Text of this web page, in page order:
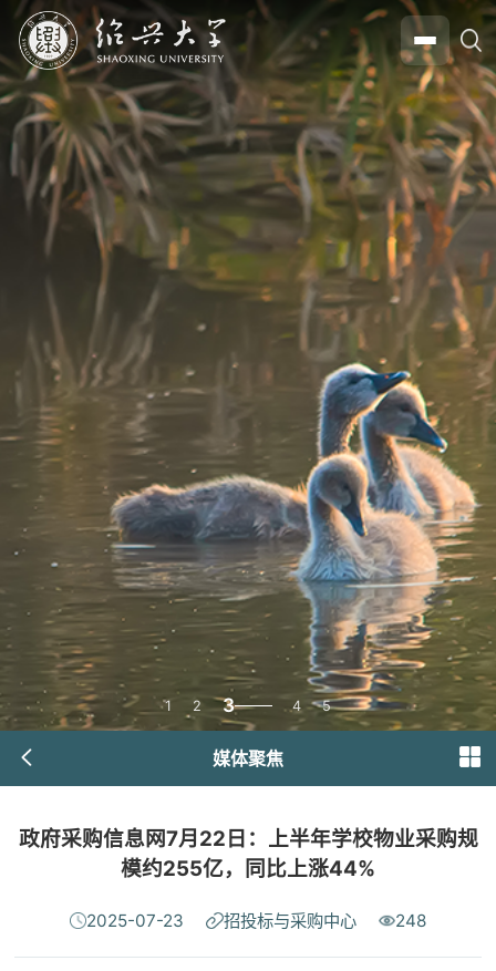
1 2 3 4 5
媒体聚焦
政府采购信息网7月22日：上半年学校物业采购规
模约255亿，同比上涨44%
2025-07-23 招投标与采购中心 248